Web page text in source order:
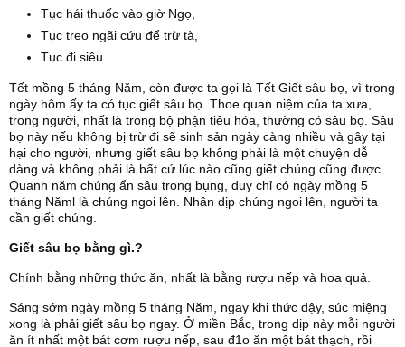
Tục hái thuốc vào giờ Ngọ,
Tục treo ngãi cứu để trừ tà,
Tục đi siêu.
Tết mồng 5 tháng Năm, còn được ta gọi là Tết Giết sâu bọ, vì trong
ngày hôm ấy ta có tục giết sâu bọ. Thoe quan niệm của ta xưa,
trong người, nhất là trong bộ phận tiêu hóa, thường có sâu bọ. Sâu
bọ này nếu không bị trừ đi sẽ sinh sản ngày càng nhiều và gây tại
hại cho người, nhưng giết sâu bọ không phải là một chuyện dễ
dàng và không phải là bất cứ lúc nào cũng giết chúng cũng được.
Quanh năm chúng ẩn sâu trong bụng, duy chỉ có ngày mồng 5
tháng Năml là chúng ngoi lên. Nhân dịp chúng ngoi lên, người ta
cần giết chúng.
Giết sâu bọ bằng gì.?
Chính bằng những thức ăn, nhất là bằng rượu nếp và hoa quả.
Sáng sớm ngày mồng 5 tháng Năm, ngay khi thức dậy, súc miệng
xong là phải giết sâu bọ ngay. Ở miền Bắc, trong dịp này mỗi người
ăn ít nhất một bát cơm rượu nếp, sau đ1o ăn một bát thạch, rồi